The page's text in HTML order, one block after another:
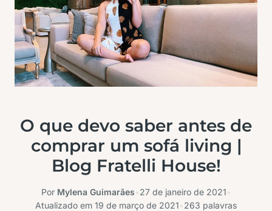
O que devo saber antes de
comprar um sofá living |
Blog Fratelli House!
Por Mylena Guimarães 27 de janeiro de 2021
Atualizado em 19 de março de 2021 263 palavras